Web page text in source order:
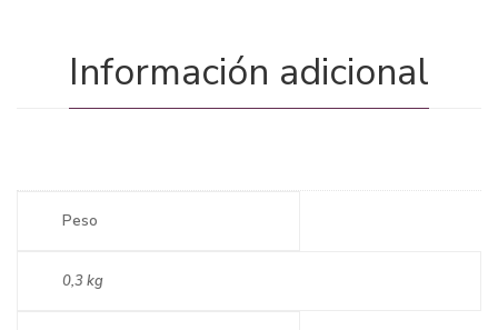
Información adicional
Peso
0,3 kg